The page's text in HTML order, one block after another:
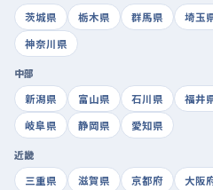
茨城県
栃木県 群馬県 埼玉
神奈川県
中部
新潟県
富山県 石川県 福井
岐阜県
静岡県 愛知県
近畿
三重県
滋賀県 京都府 大阪